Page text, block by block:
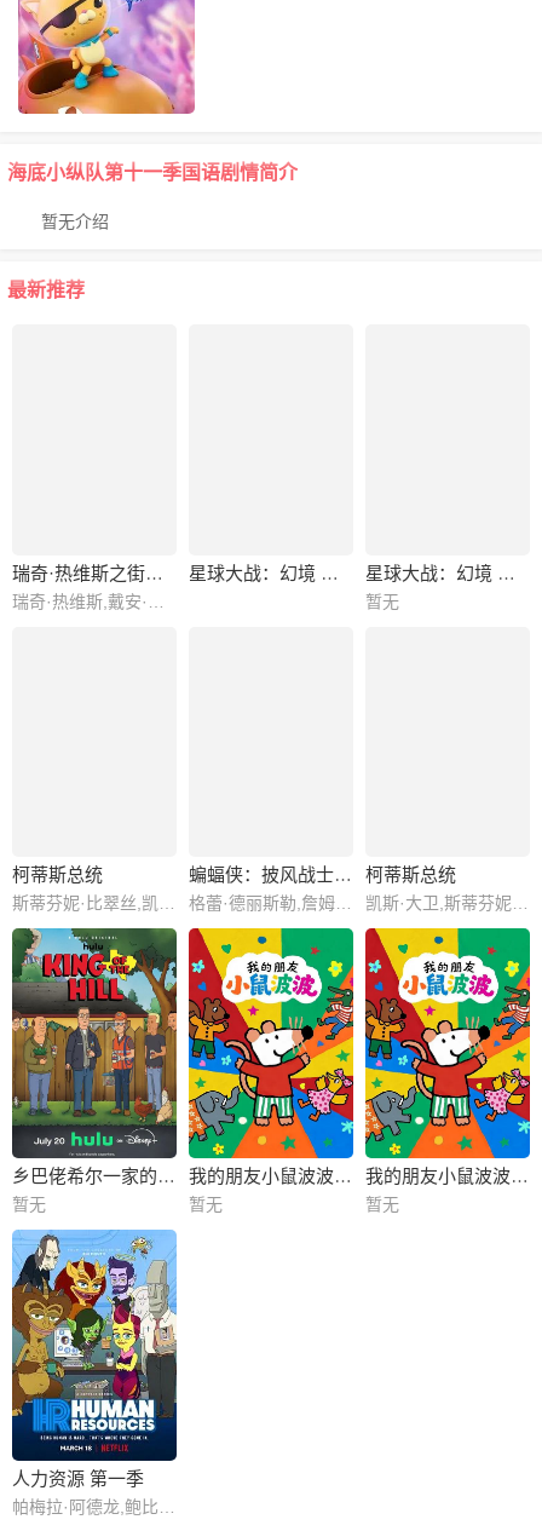
海底小纵队第十一季国语剧情简介
暂无介绍
最新推荐
瑞奇·热维斯之街猫一族 星球大战：幻境 — 第九个绝地武士 星球大战：幻境 —第九个绝地武士
暂无
柯蒂斯总统 蝙蝠侠：披风战士第二季
格蕾·德丽斯勒,詹姆斯·乌尔班尼亚克,约翰·迪·马吉欧,杰森·沃特金斯,乔什·基顿,哈米什·林克莱特,马修·尼达姆,拉瑞恩·纽曼,加里·安东尼·威廉斯,罗南·拉夫特瑞,埃里克·摩根·斯图尔特,克里斯托·乔伊·布朗,米歇尔·C·博尼拉,JP·卡利亚赫,Zach·Lazar·Hoffman
柯蒂斯总统
乡巴佬希尔一家的幸福生活第十五季
暂无
我的朋友小鼠波波英语
暂无
我的朋友小鼠波波国语
暂无
人力资源 第一季